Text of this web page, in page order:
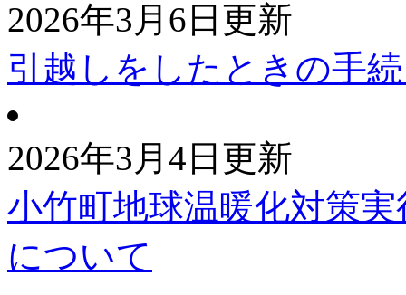
2026年3月6日更新
引越しをしたときの手
2026年3月4日更新
小竹町地球温暖化対策
について